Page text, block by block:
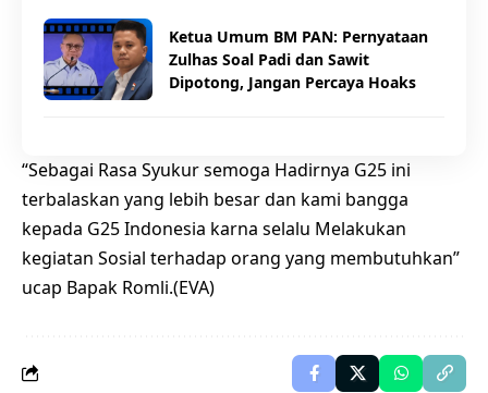
Ketua Umum BM PAN: Pernyataan
Zulhas Soal Padi dan Sawit
Dipotong, Jangan Percaya Hoaks
“Sebagai Rasa Syukur semoga Hadirnya G25 ini
terbalaskan yang lebih besar dan kami bangga
kepada G25 Indonesia karna selalu Melakukan
kegiatan Sosial terhadap orang yang membutuhkan”
ucap Bapak Romli.(EVA)